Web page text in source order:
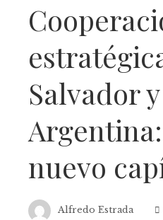
Salvador y
nuevo
Alfredo Estrada